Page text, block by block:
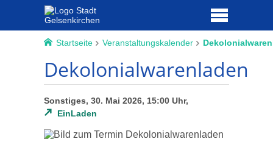
Startseite Veranstaltungskalender
Dekolonialwarenladen
Sonstiges, 30. Mai 2026, 15:00 Uhr,
EinLaden